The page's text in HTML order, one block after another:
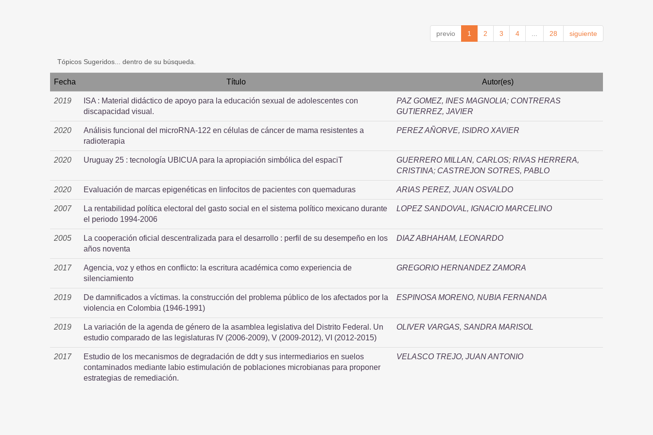
previo 1 2 3 4 28 siguiente
Tópicos Sugeridos... dentro de su búsqueda.
Fecha Título Autor(es)
2019
ISA : Material didáctico de apoyo para la educación sexual de adolescentes con
discapacidad visual.
PAZ GOMEZ, INES MAGNOLIA; CONTRERAS
GUTIERREZ, JAVIER
2020
Análisis funcional del microRNA-122 en células de cáncer de mama resistentes a
radioterapia
PEREZ AÑORVE, ISIDRO XAVIER
2020 Uruguay 25 : tecnología UBICUA para la apropiación simbólica del espaciT GUERRERO MILLAN, CARLOS; RIVAS HERRERA,
CRISTINA; CASTREJON SOTRES, PABLO
2020 Evaluación de marcas epigenéticas en linfocitos de pacientes con quemaduras ARIAS PEREZ, JUAN OSVALDO
2007
La rentabilidad política electoral del gasto social en el sistema político mexicano durante
el periodo 1994-2006
LOPEZ SANDOVAL, IGNACIO MARCELINO
2005
La cooperación oficial descentralizada para el desarrollo : perfil de su desempeño en los
años noventa
DIAZ ABHAHAM, LEONARDO
2017
Agencia, voz y ethos en conflicto: la escritura académica como experiencia de
silenciamiento
GREGORIO HERNANDEZ ZAMORA
2019
De damnificados a víctimas. la construcción del problema público de los afectados por la
violencia en Colombia (1946-1991)
ESPINOSA MORENO, NUBIA FERNANDA
2019
La variación de la agenda de género de la asamblea legislativa del Distrito Federal. Un
estudio comparado de las legislaturas IV (2006-2009), V (2009-2012), VI (2012-2015)
OLIVER VARGAS, SANDRA MARISOL
2017
Estudio de los mecanismos de degradación de ddt y sus intermediarios en suelos
contaminados mediante labio estimulación de poblaciones microbianas para proponer
estrategias de remediación.
VELASCO TREJO, JUAN ANTONIO